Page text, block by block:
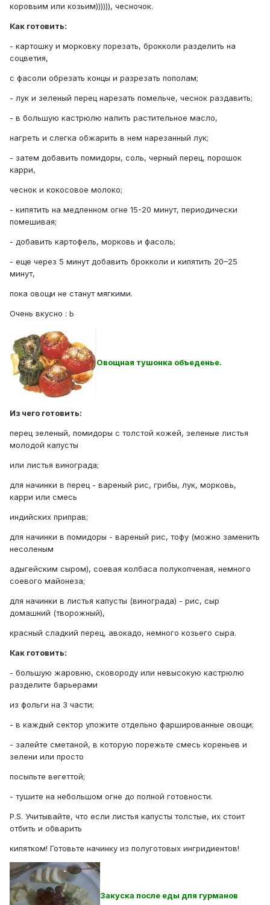
коровьим или козьим)))))), чесночок.
Как готовить:
- картошку и морковку порезать, брокколи разделить на
соцветия,
с фасоли обрезать концы и разрезать пополам;
- лук и зеленый перец нарезать помельче, чеснок раздавить;
- в большую кастрюлю налить растительное масло,
нагреть и слегка обжарить в нем нарезанный лук;
- затем добавить помидоры, соль, черный перец, порошок
карри,
чеснок и кокосовое молоко;
- кипятить на медленном огне 15-20 минут, периодически
помешивая;
- добавить картофель, морковь и фасоль;
- еще через 5 минут добавить брокколи и кипятить 20–25
минут,
пока овощи не станут мягкими.
Очень вкусно : Ь
Овощная тушонка объеденье.
Из чего готовить:
перец зеленый, помидоры с толстой кожей, зеленые листья
молодой капусты
или листья винограда;
для начинки в перец - вареный рис, грибы, лук, морковь,
карри или смесь
индийских приправ;
для начинки в помидоры - вареный рис, тофу (можно заменить
несоленым
адыгейским сыром), соевая колбаса полукопченая, немного
соевого майонеза;
для начинки в листья капусты (винограда) - рис, сыр
домашний (творожный),
красный сладкий перец, авокадо, немного козьего сыра.
Как готовить:
- большую жаровню, сковороду или невысокую кастрюлю
разделите барьерами
из фольги на 3 части;
- в каждый сектор уложите отдельно фаршированные овощи;
- залейте сметаной, в которую порежьте смесь кореньев и
зелени или просто
посыпьте вегеттой;
- тушите на небольшом огне до полной готовности.
P.S. Учитывайте, что если листья капусты толстые, их стоит
отбить и обварить
кипятком! Готовьте начинку из полуготовых ингридиентов!
Закуска после еды для гурманов